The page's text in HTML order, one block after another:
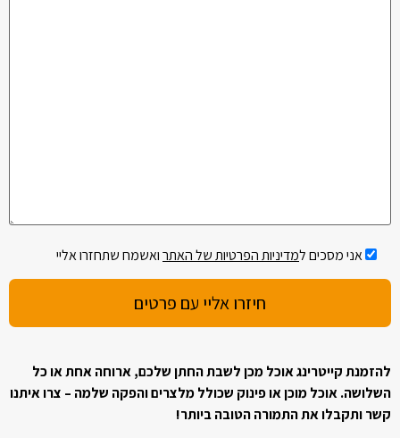
Please leave this field empty.
אני מסכים למדיניות הפרטיות של האתרואשמח שתחזרו אליי
להזמנת קייטרינג אוכל מכן לשבת החתן שלכם, ארוחה אחת או כל
השלושה. אוכל מוכן או פינוק שכולל מלצרים והפקה שלמה – צרו איתנו
קשר ותקבלו את התמורה הטובה ביותר!